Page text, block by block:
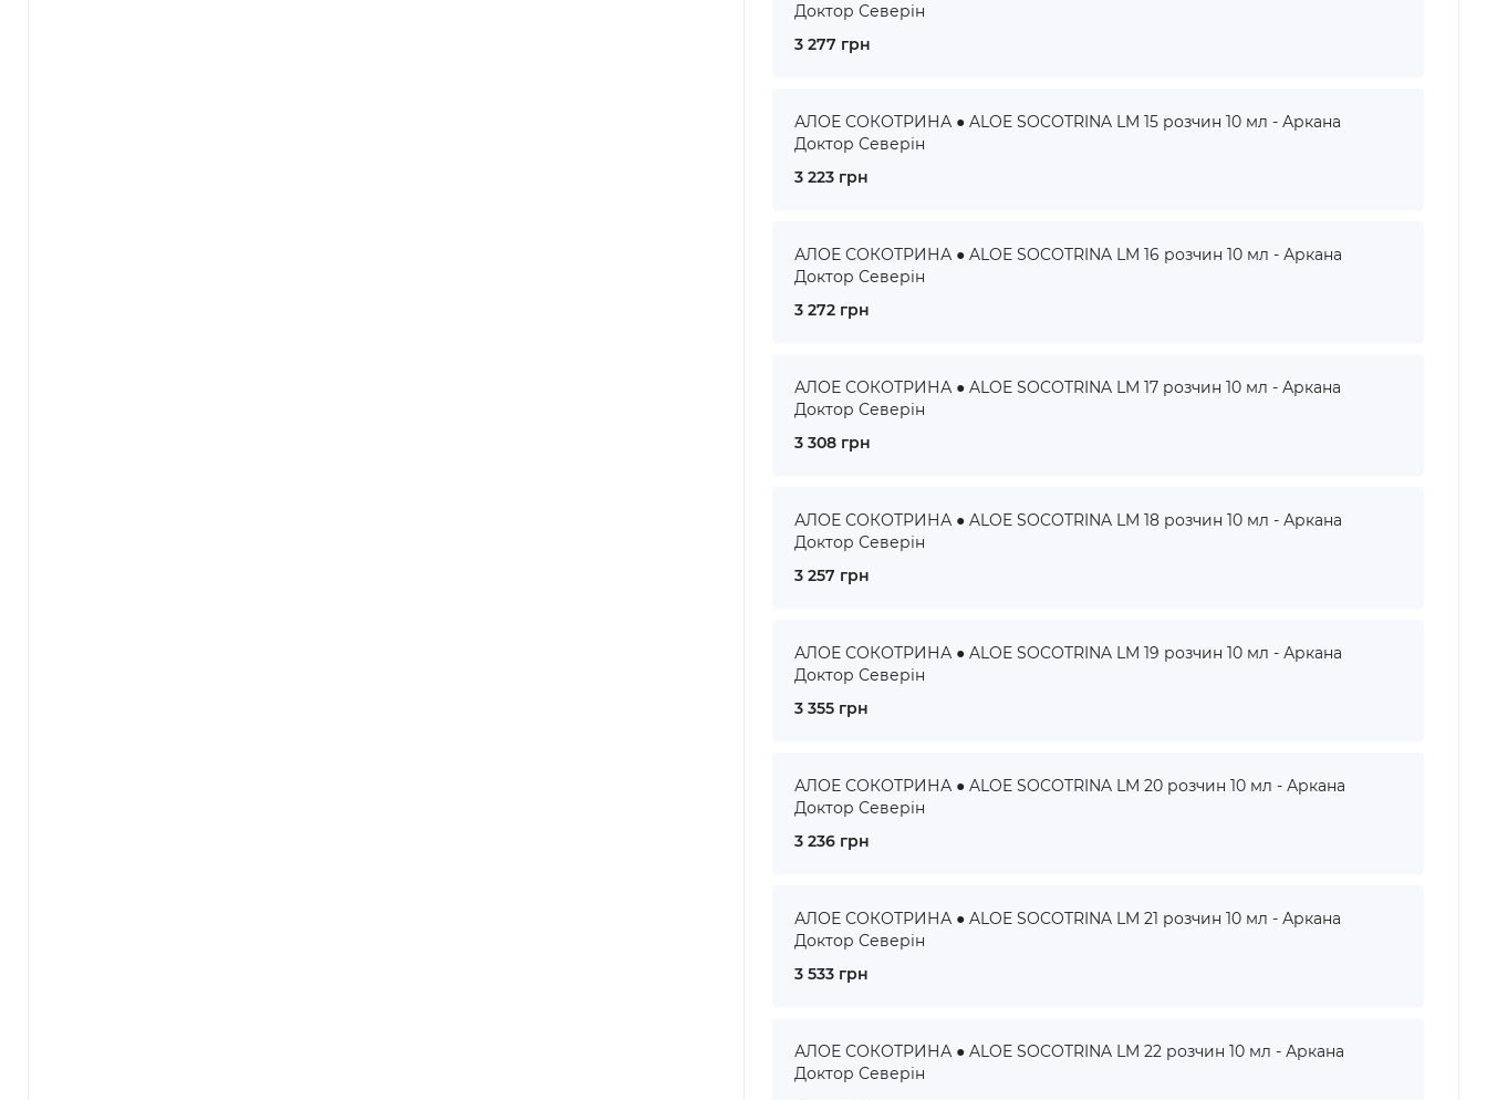
Доктор Северін
3 277 грн
АЛОЕ СОКОТРИНА ● ALOE SOCOTRINA LM 15 розчин 10 мл - Аркана
Доктор Северін
3 223 грн
АЛОЕ СОКОТРИНА ● ALOE SOCOTRINA LM 16 розчин 10 мл - Аркана
Доктор Северін
3 272 грн
АЛОЕ СОКОТРИНА ● ALOE SOCOTRINA LM 17 розчин 10 мл - Аркана
Доктор Северін
3 308 грн
АЛОЕ СОКОТРИНА ● ALOE SOCOTRINA LM 18 розчин 10 мл - Аркана
Доктор Северін
3 257 грн
АЛОЕ СОКОТРИНА ● ALOE SOCOTRINA LM 19 розчин 10 мл - Аркана
Доктор Северін
3 355 грн
АЛОЕ СОКОТРИНА ● ALOE SOCOTRINA LM 20 розчин 10 мл - Аркана
Доктор Северін
3 236 грн
АЛОЕ СОКОТРИНА ● ALOE SOCOTRINA LM 21 розчин 10 мл - Аркана
Доктор Северін
3 533 грн
АЛОЕ СОКОТРИНА ● ALOE SOCOTRINA LM 22 розчин 10 мл - Аркана
Доктор Северін